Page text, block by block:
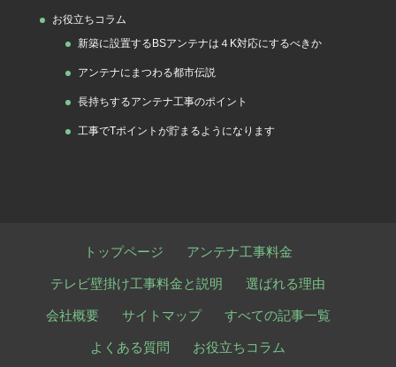
お役立ちコラム
新築に設置するBSアンテナは４K対応にするべきか
アンテナにまつわる都市伝説
長持ちするアンテナ工事のポイント
工事でTポイントが貯まるようになります
トップページ アンテナ工事料金
テレビ壁掛け工事料金と説明 選ばれる理由
会社概要 サイトマップ すべての記事一覧
よくある質問 お役立ちコラム